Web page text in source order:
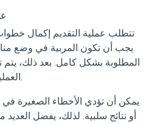
تتطلب عملية التقديم إكمال
يجب أن تكون المربية في وضع
المطلوبة بشكل كامل. بعد ذلك، يتم
العملية من قبل المؤسسات المعنية.
يمكن أن تؤدي الأخطاء الصغيرة في
أو نتائج سلبية. لذلك، يفضل